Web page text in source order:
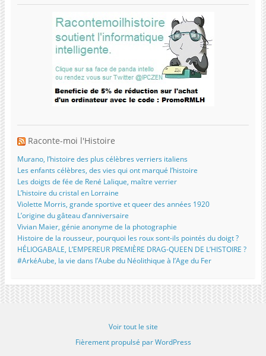
Raconte-moi l'Histoire
Murano, l’histoire des plus célèbres verriers italiens
Les enfants célèbres, des vies qui ont marqué l’histoire
Les doigts de fée de René Lalique, maître verrier
L’histoire du cristal en Lorraine
Violette Morris, grande sportive et queer des années 1920
L’origine du gâteau d’anniversaire
Vivian Maier, génie anonyme de la photographie
Histoire de la rousseur, pourquoi les roux sont-ils pointés du doigt ?
HÉLIOGABALE, L’EMPEREUR PREMIÈRE DRAG-QUEEN DE L’HISTOIRE ?
#ArkéAube, la vie dans l’Aube du Néolithique à l’Age du Fer
Voir tout le site
Fièrement propulsé par WordPress